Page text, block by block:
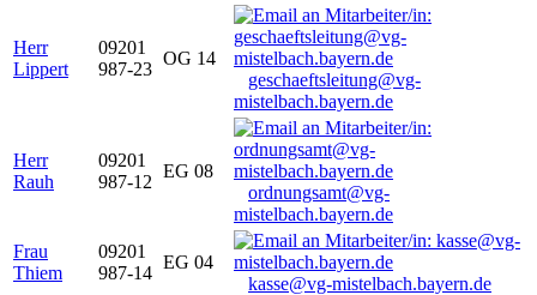
Herr
Lippert
09201
987-23
OG 14
geschaeftsleitung@vg-
mistelbach.bayern.de
Herr
Rauh
09201
987-12
EG 08
ordnungsamt@vg-
mistelbach.bayern.de
Frau
Thiem
09201
987-14
EG 04
kasse@vg-mistelbach.bayern.de